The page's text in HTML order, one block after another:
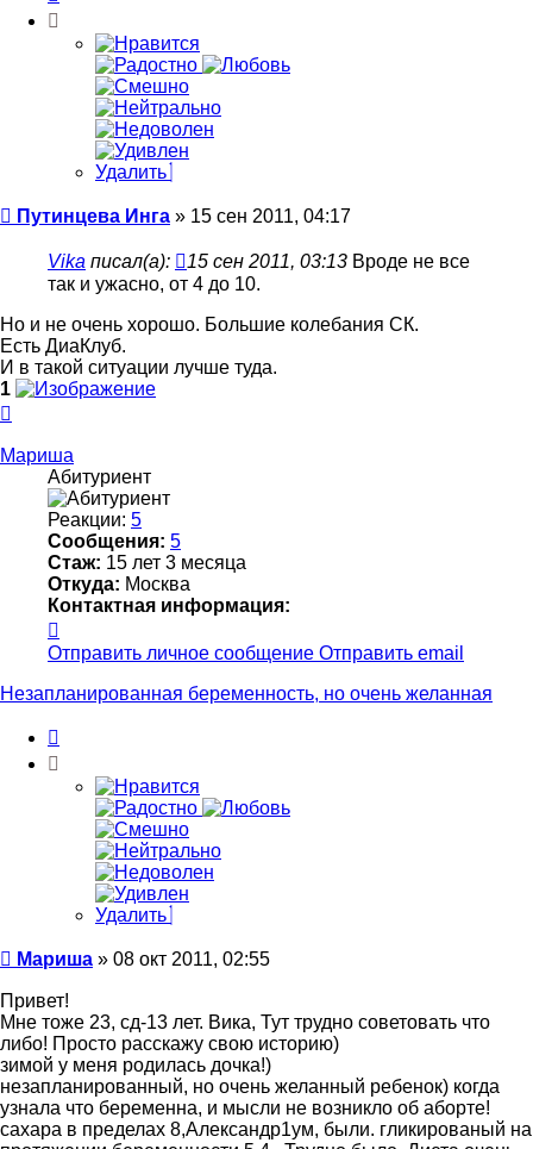
Удалить
Сообщение
Путинцева Инга » 15 сен 2011, 04:17
Vika писал(а): 15 сен 2011, 03:13 Вроде не все
так и ужасно, от 4 до 10.
Но и не очень хорошо. Большие колебания СК.
Есть ДиаКлуб.
И в такой ситуации лучше туда.
1
началу
Мариша
Абитуриент
Реакции: 5
Сообщения: 5
Стаж: 15 лет 3 месяца
Откуда: Москва
Контактная информация:
информация
пользователя
Мариша
Отправить личное сообщение Отправить email
Незапланированная беременность, но очень желанная
Удалить
Сообщение
Мариша » 08 окт 2011, 02:55
Привет!
Мне тоже 23, сд-13 лет. Вика, Тут трудно советовать что
либо! Просто расскажу свою историю)
зимой у меня родилась дочка!)
незапланированный, но очень желанный ребенок) когда
узнала что беременна, и мысли не возникло об аборте!
сахара в пределах 8,Александр1ум, были. гликированый на